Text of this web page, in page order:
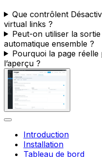
Que contrôlent
virtual links ?
Peut-on utiliser la
automatique ensemble ?
Pourquoi la page
l’aperçu ?
Introduction
Installation
Tableau de bord